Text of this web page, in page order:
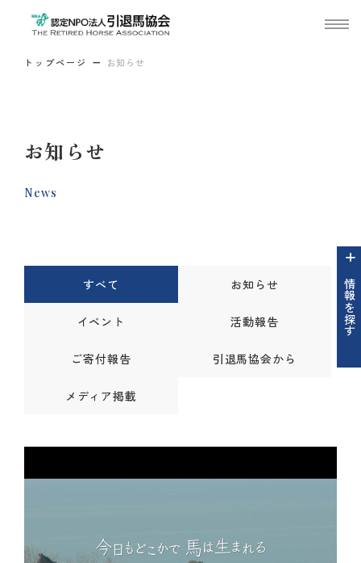
トップページ お知らせ
お知らせ
News
情報を探す
すべて お知らせ
イベント 活動報告
ご寄付報告 引退馬協会から
メディア掲載